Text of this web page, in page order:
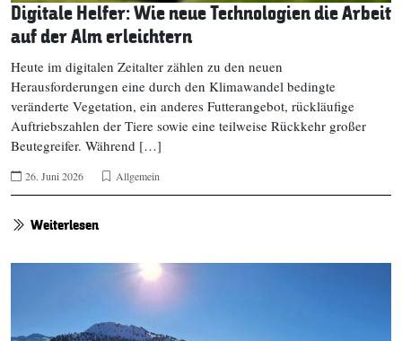
Digitale Helfer: Wie neue Technologien die Arbeit
auf der Alm erleichtern
Heute im digitalen Zeitalter zählen zu den neuen
Herausforderungen eine durch den Klimawandel bedingte
veränderte Vegetation, ein anderes Futterangebot, rückläufige
Auftriebszahlen der Tiere sowie eine teilweise Rückkehr großer
Beutegreifer. Während […]
26. Juni 2026 Allgemein
Weiterlesen